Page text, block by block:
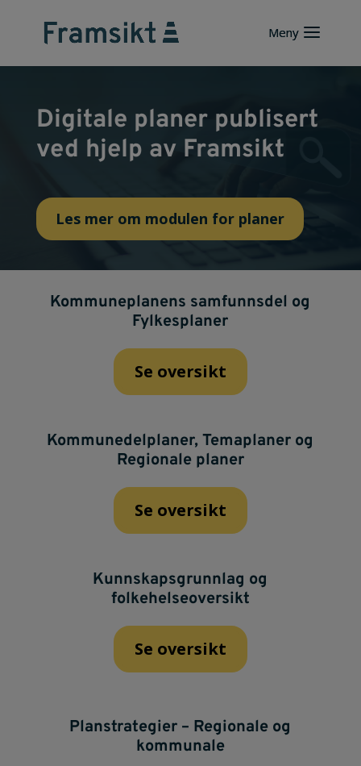
Digitale planer publisert
ved hjelp av Framsikt
Les mer om modulen for planer
Kommuneplanens samfunnsdel og
Fylkesplaner
Se oversikt
Kommunedelplaner, Temaplaner og
Regionale planer
Se oversikt
Kunnskapsgrunnlag og
folkehelseoversikt
Se oversikt
Planstrategier – Regionale og
kommunale